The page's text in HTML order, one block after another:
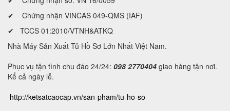
✔ Chứng nhận VINCAS 049-QMS (IAF)
✔ TCCS 01:2010/VTNH&ATKQ
Nhà Máy Sản Xuất Tủ Hồ Sơ Lớn Nhất Việt Nam.
Phục vụ tận tình chu đáo 24/24: 098 2770404 giao hàng tận nơi.
Kể cả ngày lễ.
http://ketsatcaocap.vn/san-pham/tu-ho-so